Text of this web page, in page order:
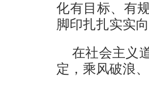
化有目标、有
脚印扎扎实实
在社会主义
定，乘风破浪